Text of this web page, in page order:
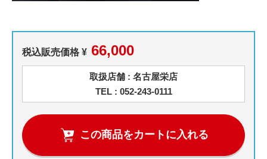
税込販売価格 ¥ 66,000
取扱店舗 : 名古屋栄店
TEL : 052-243-0111
この商品をカートに入れる